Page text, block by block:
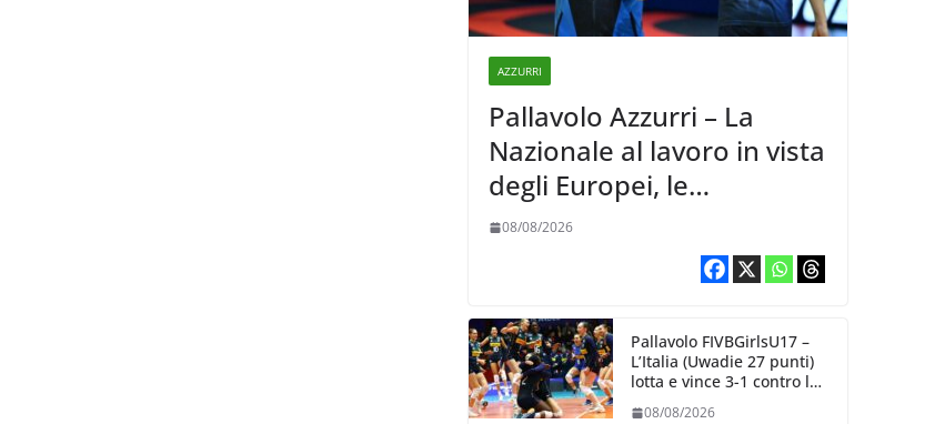
AZZURRI
Pallavolo Azzurri – La
Nazionale al lavoro in vista
degli Europei, le
convocazioni di
Ferdinando De Giorgi
08/08/2026
Pallavolo FIVBGirlsU17 –
L’Italia (Uwadie 27 punti)
lotta e vince 3-1 contro la
08/08/2026